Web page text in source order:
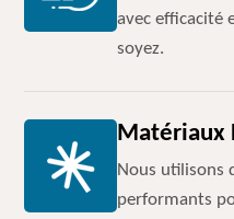
avec efficacité
soyez.
Matériaux
Nous utilisons
performants